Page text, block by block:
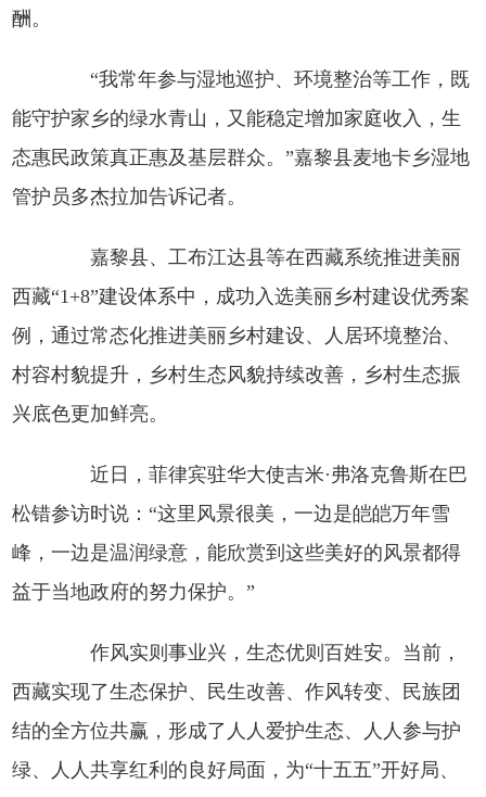
酬。
“我常年参与湿地巡护、环境整治等工作，既
能守护家乡的绿水青山，又能稳定增加家庭收入，生
态惠民政策真正惠及基层群众。”嘉黎县麦地卡乡湿地
管护员多杰拉加告诉记者。
嘉黎县、工布江达县等在西藏系统推进美丽
西藏“1+8”建设体系中，成功入选美丽乡村建设优秀案
例，通过常态化推进美丽乡村建设、人居环境整治、
村容村貌提升，乡村生态风貌持续改善，乡村生态振
兴底色更加鲜亮。
近日，菲律宾驻华大使吉米·弗洛克鲁斯在巴
松错参访时说：“这里风景很美，一边是皑皑万年雪
峰，一边是温润绿意，能欣赏到这些美好的风景都得
益于当地政府的努力保护。”
作风实则事业兴，生态优则百姓安。当前，
西藏实现了生态保护、民生改善、作风转变、民族团
结的全方位共赢，形成了人人爱护生态、人人参与护
绿、人人共享红利的良好局面，为“十五五”开好局、